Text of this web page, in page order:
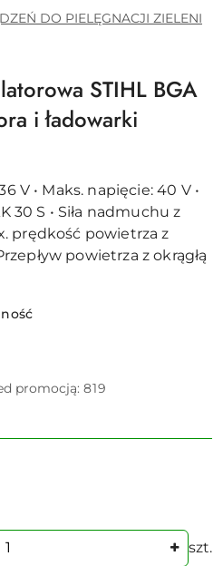
DO PIELĘGNACJI ZIELENI
STIHL BGA
i ładowarki
V • Maks. napięcie: 40 V •
30 S • Siła nadmuchu z
prędkość powietrza z
powietrza z okrągłą
promocją: 819
szt.